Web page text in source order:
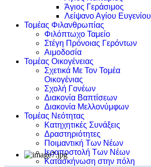
Άγιος Γεράσιμος
Λείψανο Αγίου Ευγενίου
Τομέας Φιλανθρωπίας
Φιλόπτωχο Ταμείο
Στέγη Πρόνοιας Γερόντων
Αιμοδοσία
Τομέας Οικογένειας
Σχετικά Με Τον Τομέα
Οικογένιας
Σχολή Γονέων
Διακονία Βαπτίσεων
Διακονία Μελλονύμφων
Τομέας Νεότητας
Κατηχητικές Συνάξεις
Δραστηριότητες
Ποιμαντική Των Νέων
Ιεραποστολή Των Νέων
Κατασκήνωση στην πόλη